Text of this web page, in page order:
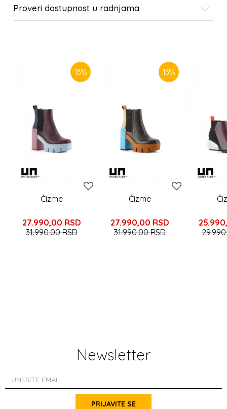
Proveri dostupnost u radnjama
13%
Čizme
27.990,00 RSD
31.990,00RSD
13%
Čizme
27.990,00 RSD
31.990,00RSD
Newsletter
PRIJAVITE SE